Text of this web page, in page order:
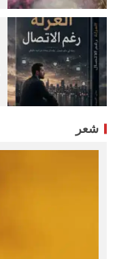
شعر